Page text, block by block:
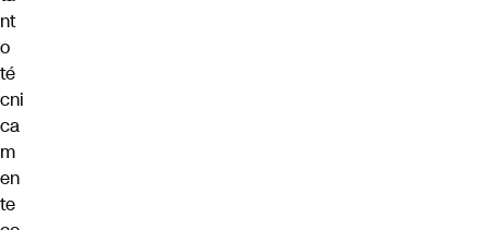
nt
o
té
cni
ca
m
en
te